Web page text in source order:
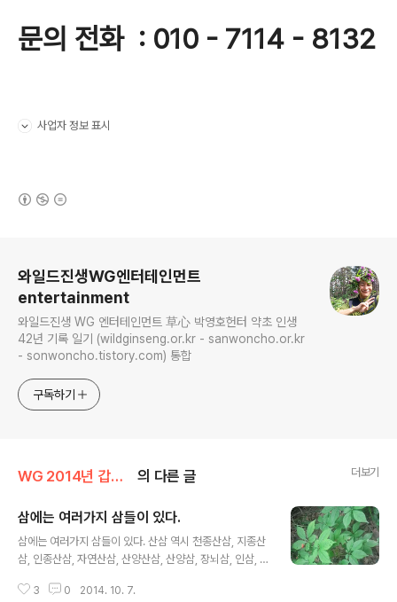
문의 전화 : 010 - 7114 - 8132
사업자 정보 표시
와일드진생WG엔터테인먼트
entertainment
와일드진생 WG 엔터테인먼트 草心 박영호헌터 약초 인생
42년 기록 일기 (wildginseng.or.kr - sanwoncho.or.kr
- sonwoncho.tistory.com) 통합
구독하기
WG 2014년 갑오년 기록 의 다른 글 더보기
삼에는 여러가지 삼들이 있다.
삼에는 여러가지 삼들이 있다. 산삼 역시 천종산삼, 지종산
삼, 인종산삼, 자연산삼, 산양산삼, 산양삼, 장뇌삼, 인삼, 기
한방에서 우리네 건강을 위해 유용히 사용 되는 삼 들이다.
3 0 2014. 10. 7.